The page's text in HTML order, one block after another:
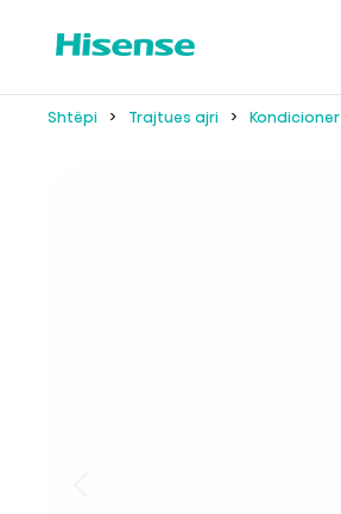
Shtëpi Trajtues ajri Kondicioner